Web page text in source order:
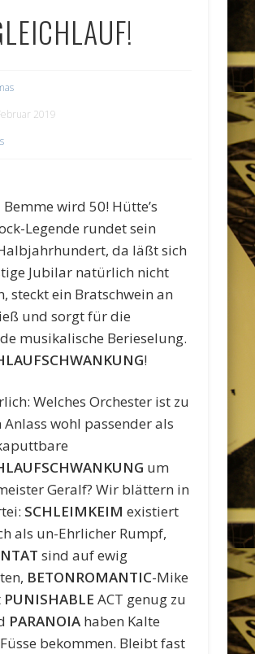
2019
wird 50! Hütte’s
Legende rundet sein
da läßt sich
Jubilar natürlich nicht
steckt ein Bratschwein an
und sorgt für die
musikalische Berieselung.
!
Welches Orchester ist zu
Anlass wohl passender als
um
Geralf? Wir blättern in
SCHLEIMKEIM existiert
als un-Ehrlicher Rumpf,
sind auf ewig
BETONROMANTIC-Mike
PUNISHABLE ACT genug zu
PARANOIA haben Kalte
bekommen. Bleibt fast